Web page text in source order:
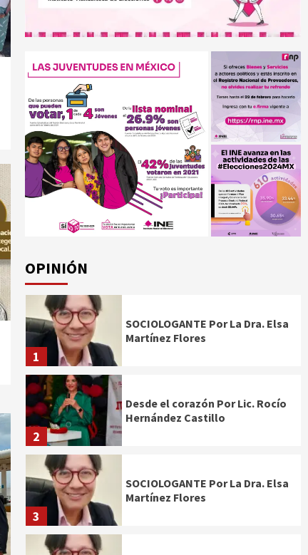
OPINIÓN
1
SOCIOLOGANTE Por La Dra. Elsa
Martínez Flores
2
Desde el corazón Por Lic. Rocío
Hernández Castillo
3
SOCIOLOGANTE Por La Dra. Elsa
Martínez Flores